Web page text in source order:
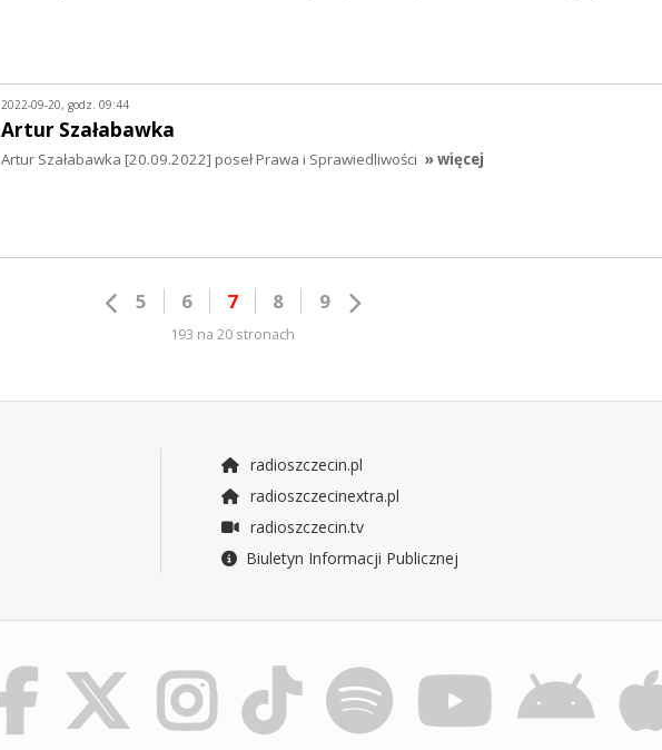
2022-09-20, godz. 09:44
Artur Szałabawka
Artur Szałabawka [20.09.2022] poseł Prawa i Sprawiedliwości » więcej
5 6 7 8 9
193 na 20 stronach
radioszczecin.pl
radioszczecinextra.pl
radioszczecin.tv
Biuletyn Informacji Publicznej